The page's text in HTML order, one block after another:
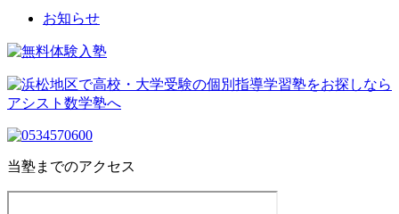
お知らせ
当塾までのアクセス